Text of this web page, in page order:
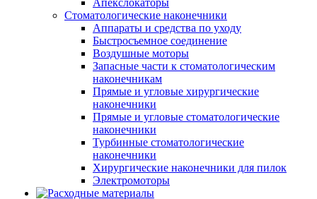
Апекслокаторы
Стоматологические наконечники
Аппараты и средства по уходу
Быстросъемное соединение
Воздушные моторы
Запасные части к стоматологическим
наконечникам
Прямые и угловые хирургические
наконечники
Прямые и угловые стоматологические
наконечники
Турбинные стоматологические
наконечники
Хирургические наконечники для пилок
Электромоторы